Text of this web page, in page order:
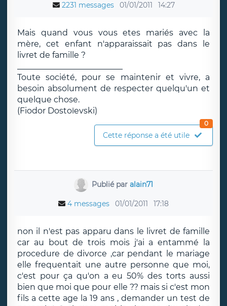
2231 messages 01/01/2011 14:27
Mais quand vous vous etes mariés avec la
mère, cet enfant n'apparaissait pas dans le
livret de famille ?
Toute société, pour se maintenir et vivre, a
besoin absolument de respecter quelqu'un et
quelque chose.
(Fiodor Dostoïevski)
Cette réponse a été utile
0
Publié paralain71
4 messages 01/01/2011 17:18
non il n'est pas apparu dans le livret de famille
car au bout de trois mois j'ai a entammé la
procedure de divorce ,car pendant le mariage
elle frequentait une autre personne que moi,
c'est pour ça qu'on a eu 50% des torts aussi
bien que moi que pour elle ?? mais si c'est mon
fils a cette age la 19 ans , demander un test de